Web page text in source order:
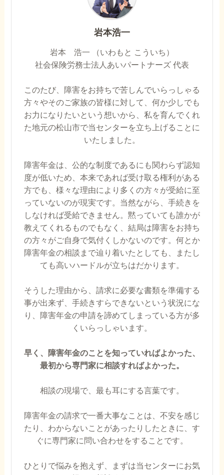
岩本浩一
岩本 浩一 （いわもと こういち）
社会保険労務士法人あいパートナーズ 代表
このたび、障害をお持ちで苦しんでいらっしゃる
方々やそのご家族の皆様に対して、何か少しでも
お力になりたいという想いから、私を育んでくれ
た地元の松山市で当センターを立ち上げることに
いたしました。
障害年金は、公的な制度であるにも関わらず認知
度が低いため、本来であれば受け取る権利がある
方でも、様々な理由により多くの方々が受給に至
っていないのが現実です。当然ながら、手続きを
しなければ受給できません。黙っていても誰かが
教えてくれるものでもなく、結局は障害をお持ち
の方々がご自身で気付くしかないのです。何とか
障害年金の相談まで辿り着いたとしても、またし
ても高いハードルが立ちはだかります。
そうした理由から、請求に必要な書類を準備する
事が出来ず、手続きすらできないという状況にな
り、障害年金の申請を諦めてしまっている方が多
くいらっしゃいます。
早く、障害年金のことを知っていればよかった、
最初から専門家に相談すればよかった。
相談の現場で、最も耳にする言葉です。
障害年金の請求で一番大事なことは、不安を感じ
たり、わからないことがあったりしたときに、す
ぐに専門家に問い合わせをすることです。
ひとりで悩みを抱えず、まずは当センターにお気